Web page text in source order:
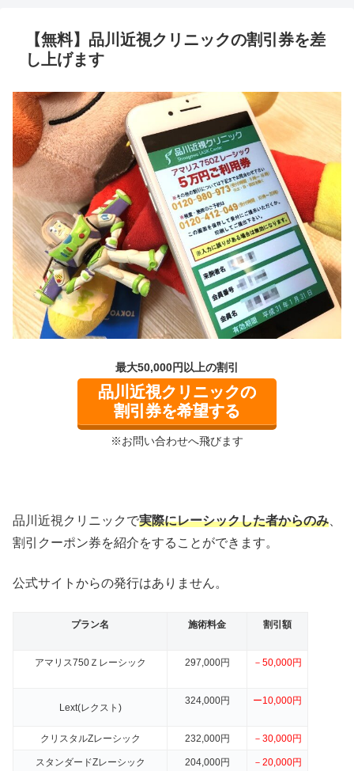
【無料】品川近視クリニックの割引券を差
し上げます
最大50,000円以上の割引
品川近視クリニックの
割引券を希望する
※お問い合わせへ飛びます
品川近視クリニックで実際にレーシックした者からのみ
割引クーポン券を紹介をすることができます。
公式サイトからの発行はありません。
プラン名 施術料金 割引額
アマリス750Ｚレーシック 297,000円 －50,000円
Lext(レクスト)
324,000円 ー10,000円
クリスタルZレーシック 232,000円 －30,000円
スタンダードZレーシック 204,000円 －20,000円